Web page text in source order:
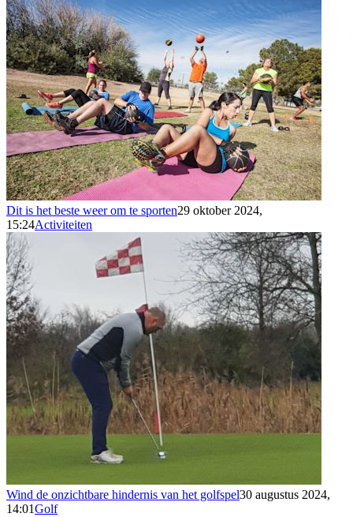
Dit is het beste weer om te sporten29 oktober 2024,
15:24Activiteiten
Wind de onzichtbare hindernis van het golfspel30 augustus 2024,
14:01Golf